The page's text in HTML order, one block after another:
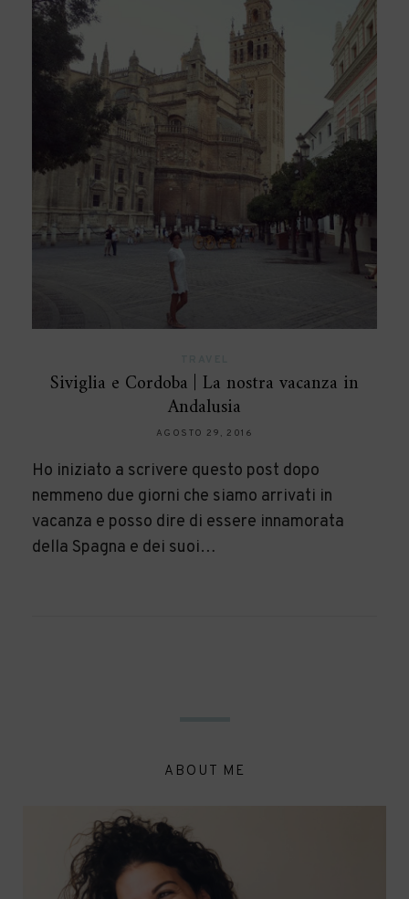
Siviglia e Cordoba | La nostra vacanza in
Andalusia
AGOSTO 29, 2016
Ho iniziato a scrivere questo post dopo
nemmeno due giorni che siamo arrivati in
vacanza e posso dire di essere innamorata
della Spagna e dei suoi…
ABOUT ME